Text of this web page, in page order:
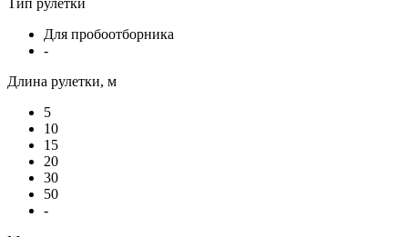
Тип рулетки
Для пробоотборника
-
Длина рулетки, м
5
10
15
20
30
50
-